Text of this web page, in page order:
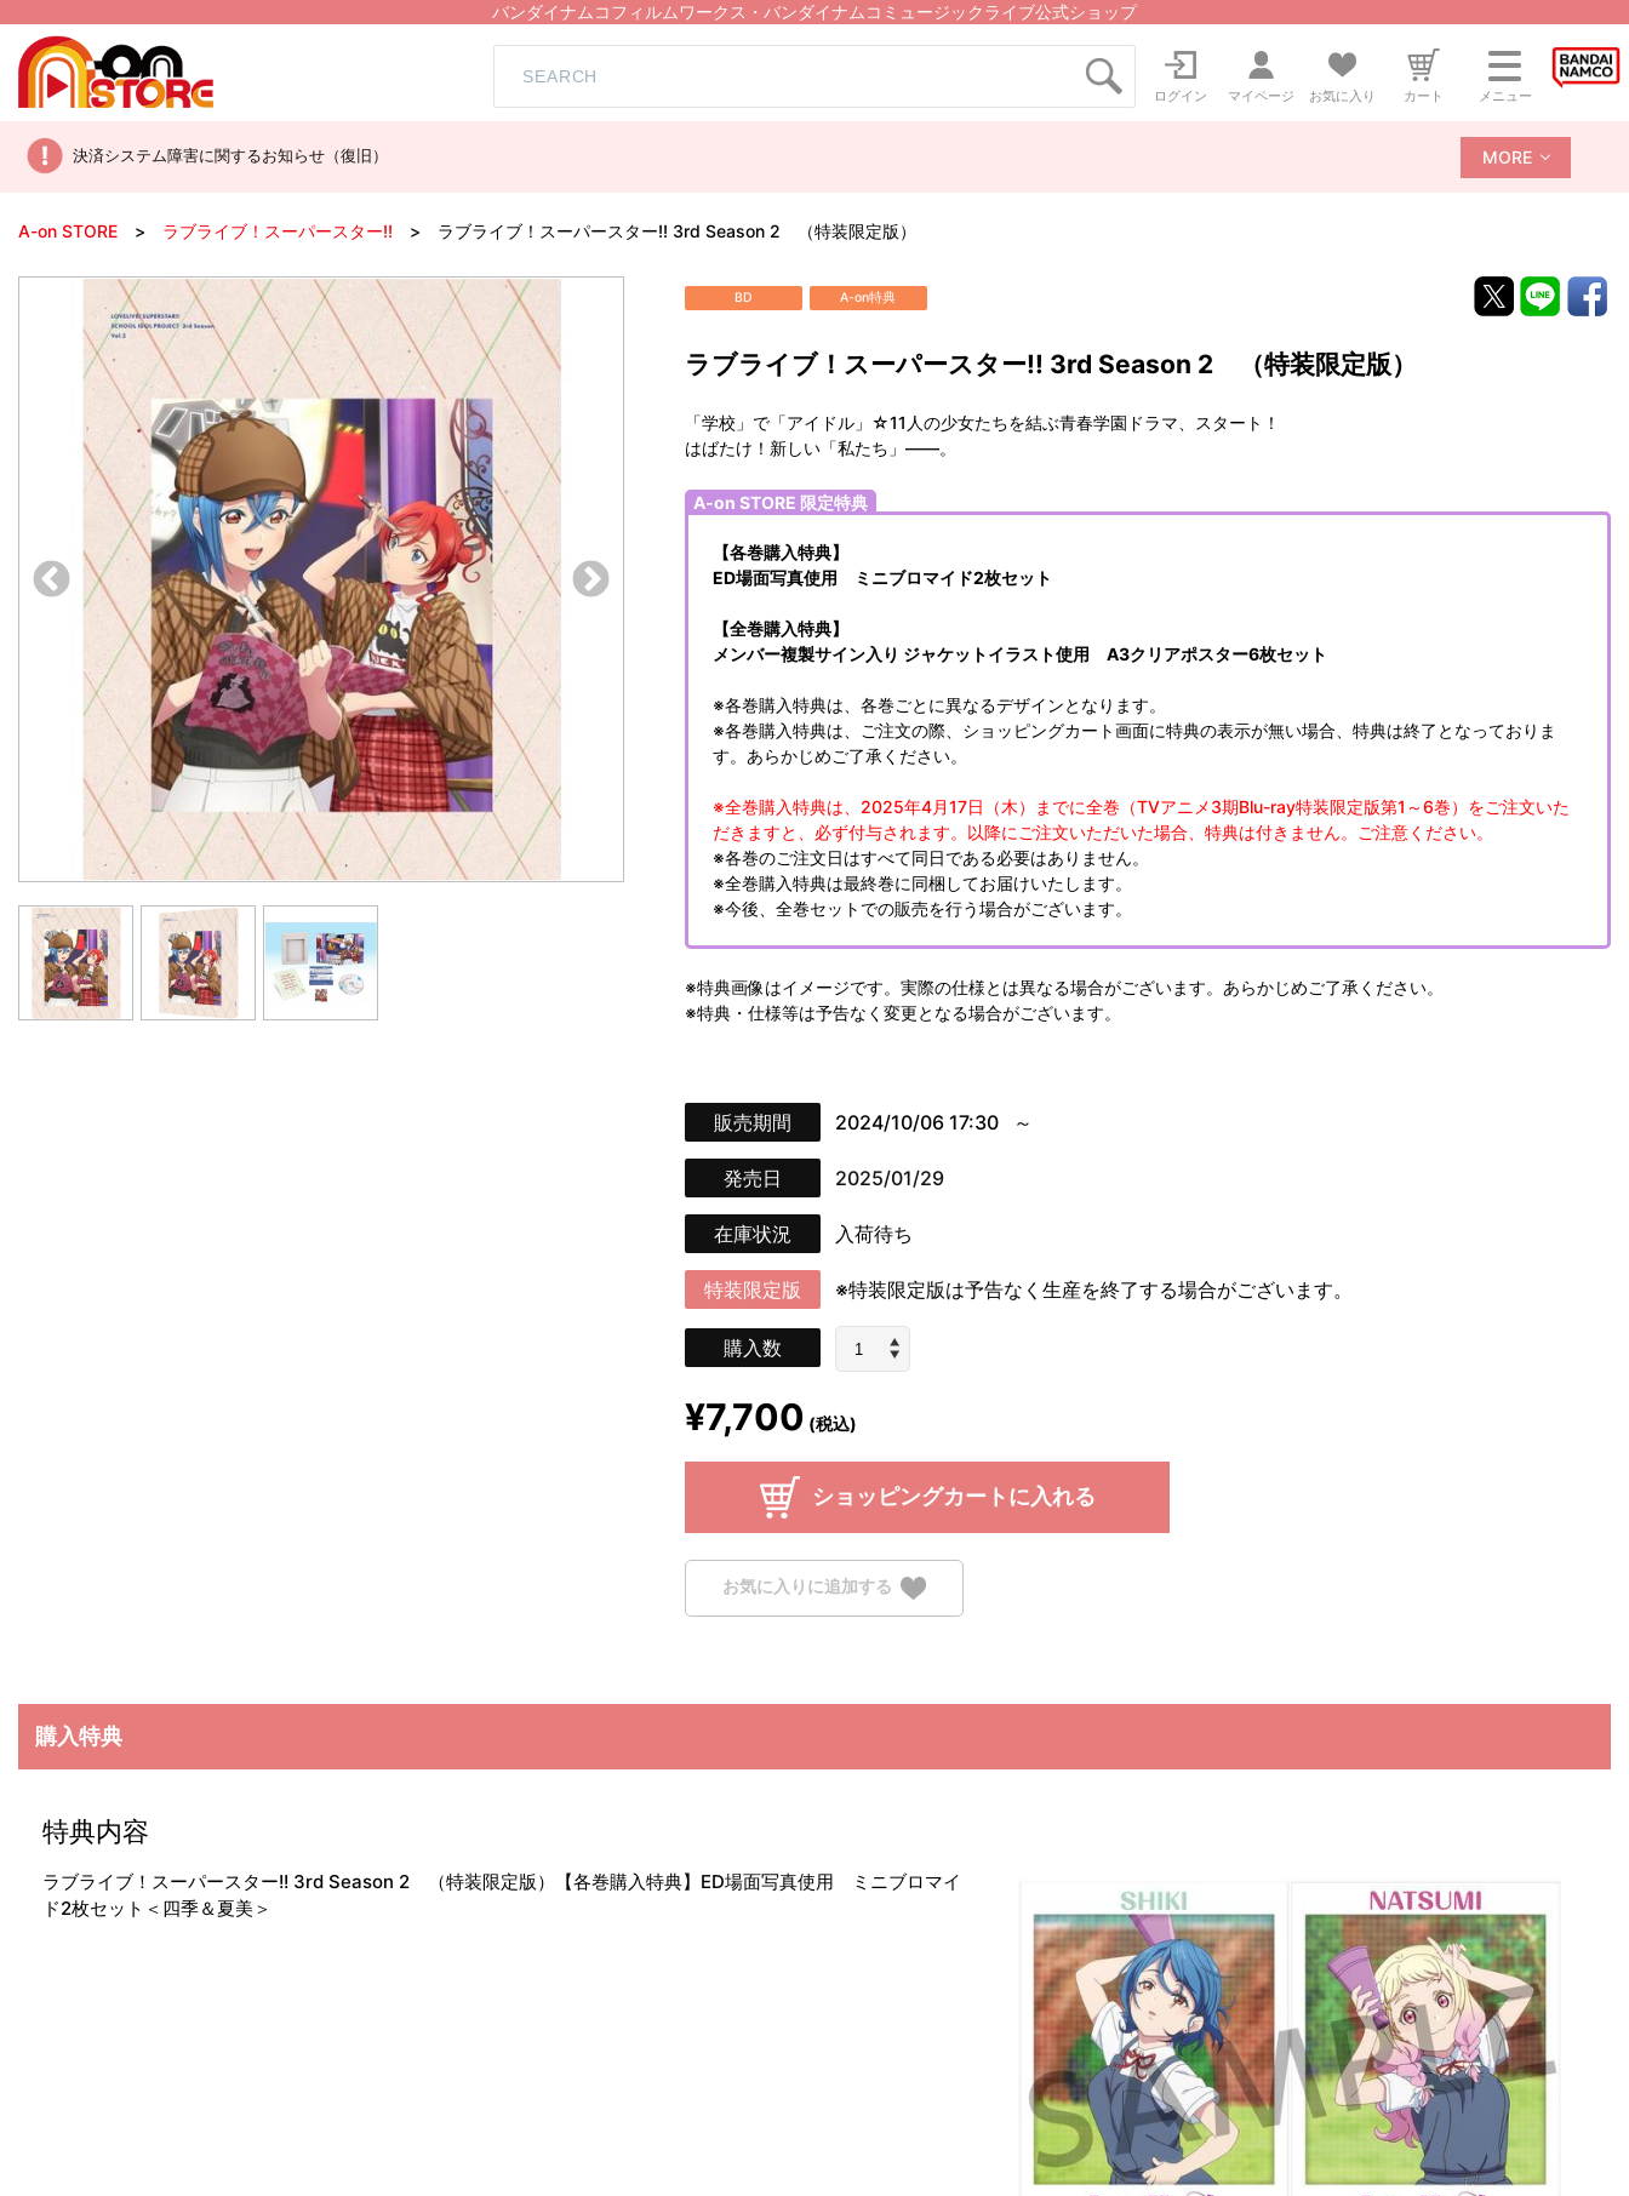
バンダイナムコフィルムワークス・バンダイナムコミュージックライブ公式ショップ
ログイン マイページ お気に入り カート メニュー
決済システム障害に関するお知らせ（復旧） MORE
A-on STORE ラブライブ！スーパースター!! ラブライブ！スーパースター!! 3rd Season 2 （特装限定版）
BD A-on特典
ラブライブ！スーパースター!! 3rd Season 2 （特装限定版）
「学校」で「アイドル」☆11人の少女たちを結ぶ青春学園ドラマ、スタート！
はばたけ！新しい「私たち」――。
A-on STORE 限定特典
【各巻購入特典】
ED場面写真使用 ミニブロマイド2枚セット
【全巻購入特典】
メンバー複製サイン入り ジャケットイラスト使用 A3クリアポスター6枚セット
※各巻購入特典は、各巻ごとに異なるデザインとなります。
※各巻購入特典は、ご注文の際、ショッピングカート画面に特典の表示が無い場合、特典は終了となっておりま
す。あらかじめご了承ください。
※全巻購入特典は、2025年4月17日（木）までに全巻（TVアニメ3期Blu-ray特装限定版第1～6巻）をご注文いた
だきますと、必ず付与されます。以降にご注文いただいた場合、特典は付きません。ご注意ください。
※各巻のご注文日はすべて同日である必要はありません。
※全巻購入特典は最終巻に同梱してお届けいたします。
※今後、全巻セットでの販売を行う場合がございます。
※特典画像はイメージです。実際の仕様とは異なる場合がございます。あらかじめご了承ください。
※特典・仕様等は予告なく変更となる場合がございます。
販売期間 2024/10/06 17:30
発売日 2025/01/29
在庫状況 入荷待ち
特装限定版 ※特装限定版は予告なく生産を終了する場合がございます。
購入数
¥7,700 (税込)
ショッピングカートに入れる
お気に入りに追加する
購入特典
特典内容
ラブライブ！スーパースター!! 3rd Season 2 （特装限定版）【各巻購入特典】ED場面写真使用 ミニブロマイ
ド2枚セット＜四季＆夏美＞